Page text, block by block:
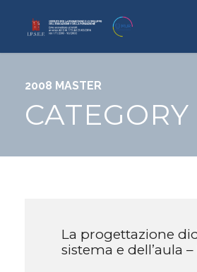
2008 MASTER
CATEGORY
La progettazione
sistema e dell’aula